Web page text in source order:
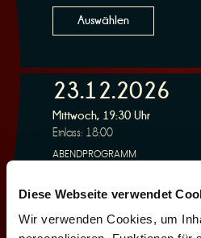
Diese Webseite verwendet
Wir verwenden Cookies, um
r
u
Auswählen
23.12.2026
Mittwoch, 19:30 Uhr
Einlass: 18:00
ABENDPROGRAMM